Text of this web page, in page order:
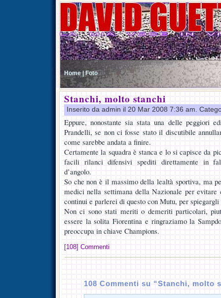
Home | Foto
Stanchi, molto stanchi
Inserito da admin il 20 Mar 2008 7:36 am.
Eppure, nonostante sia stata una delle peggiori
Prandelli, se non ci fosse stato il discutibile
come sarebbe andata a finire.
Certamente la squadra è stanca e lo si capisce da
facili rilanci difensivi spediti direttamente in
d’angolo.
So che non è il massimo della lealtà sportiva, ma
medici nella settimana della Nazionale per
continui e parlerei di questo con Mutu, per
Non ci sono stati meriti o demeriti particolari,
essere la solita Fiorentina e ringraziamo la
preoccupa in chiave Champions.
[108] Commenti
108 Commenti su “Stanchi, molto